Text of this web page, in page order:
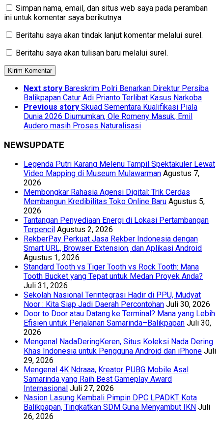
Simpan nama, email, dan situs web saya pada peramban
ini untuk komentar saya berikutnya.
Beritahu saya akan tindak lanjut komentar melalui surel.
Beritahu saya akan tulisan baru melalui surel.
Next story Bareskrim Polri Benarkan Direktur Persiba
Balikpapan Catur Adi Prianto Terlibat Kasus Narkoba
Previous story Skuad Sementara Kualifikasi Piala
Dunia 2026 Diumumkan, Ole Romeny Masuk, Emil
Audero masih Proses Naturalisasi
NEWSUPDATE
Legenda Putri Karang Melenu Tampil Spektakuler Lewat
Video Mapping di Museum Mulawarman Agustus 7,
2026
Membongkar Rahasia Agensi Digital: Trik Cerdas
Membangun Kredibilitas Toko Online Baru Agustus 5,
2026
Tantangan Penyediaan Energi di Lokasi Pertambangan
Terpencil Agustus 2, 2026
RekberPay Perkuat Jasa Rekber Indonesia dengan
Smart URL, Browser Extension, dan Aplikasi Android
Agustus 1, 2026
Standard Tooth vs Tiger Tooth vs Rock Tooth: Mana
Tooth Bucket yang Tepat untuk Medan Proyek Anda?
Juli 31, 2026
Sekolah Nasional Terintegrasi Hadir di PPU, Mudyat
Noor : Kita Siap Jadi Daerah Percontohan Juli 30, 2026
Door to Door atau Datang ke Terminal? Mana yang Lebih
Efisien untuk Perjalanan Samarinda–Balikpapan Juli 30,
2026
Mengenal NadaDeringKeren, Situs Koleksi Nada Dering
Khas Indonesia untuk Pengguna Android dan iPhone Juli
29, 2026
Mengenal 4K Ndraaa, Kreator PUBG Mobile Asal
Samarinda yang Raih Best Gameplay Award
Internasional Juli 27, 2026
Nasion Lasung Kembali Pimpin DPC LPADKT Kota
Balikpapan, Tingkatkan SDM Guna Menyambut IKN Juli
26, 2026